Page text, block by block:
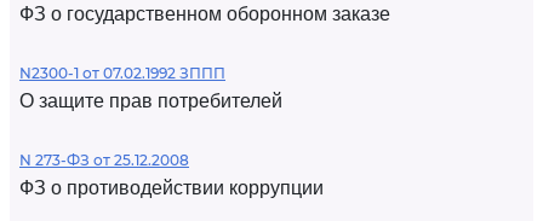
ФЗ о государственном оборонном заказе
N2300-1 от 07.02.1992 ЗППП
О защите прав потребителей
N 273-ФЗ от 25.12.2008
ФЗ о противодействии коррупции